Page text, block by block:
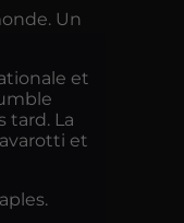
Un
et
tard. La
et